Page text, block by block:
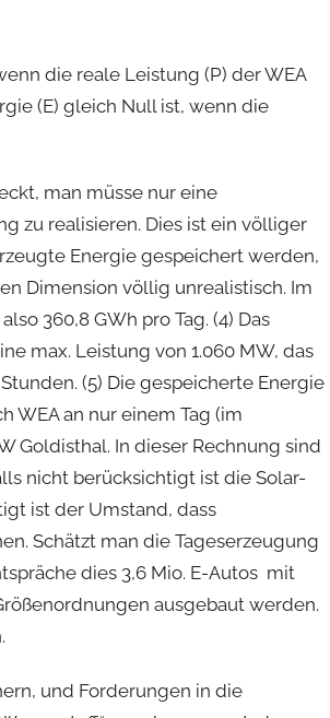
die reale Leistung (P) der WEA
(E) gleich Null ist, wenn die
man müsse nur eine
zu realisieren. Dies ist ein völliger
Energie gespeichert werden,
Dimension völlig unrealistisch. Im
360,8 GWh pro Tag. (4) Das
max. Leistung von 1.060 MW, das
(5) Die gespeicherte Energie
WEA an nur einem Tag (im
Goldisthal. In dieser Rechnung sind
nicht berücksichtigt ist die Solar-
ist der Umstand, dass
Schätzt man die Tageserzeugung
dies 3,6 Mio. E-Autos mit
ausgebaut werden.
und Forderungen in die